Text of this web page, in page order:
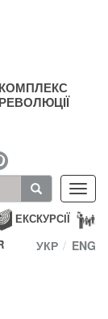
ЕКСКУРСІЇ
УКР ENG